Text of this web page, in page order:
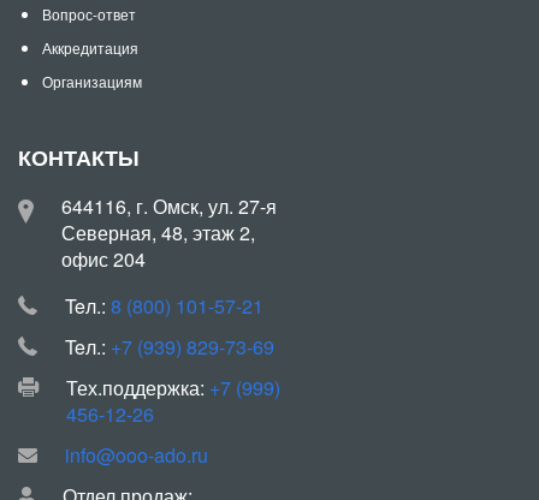
Вопрос-ответ
Аккредитация
Организациям
КОНТАКТЫ
644116, г. Омск, ул. 27-я
Северная, 48, этаж 2,
офис 204
Teл.: 8 (800) 101-57-21
Teл.: +7 (939) 829-73-69
Тех.поддержка: +7 (999)
456-12-26
info@ooo-ado.ru